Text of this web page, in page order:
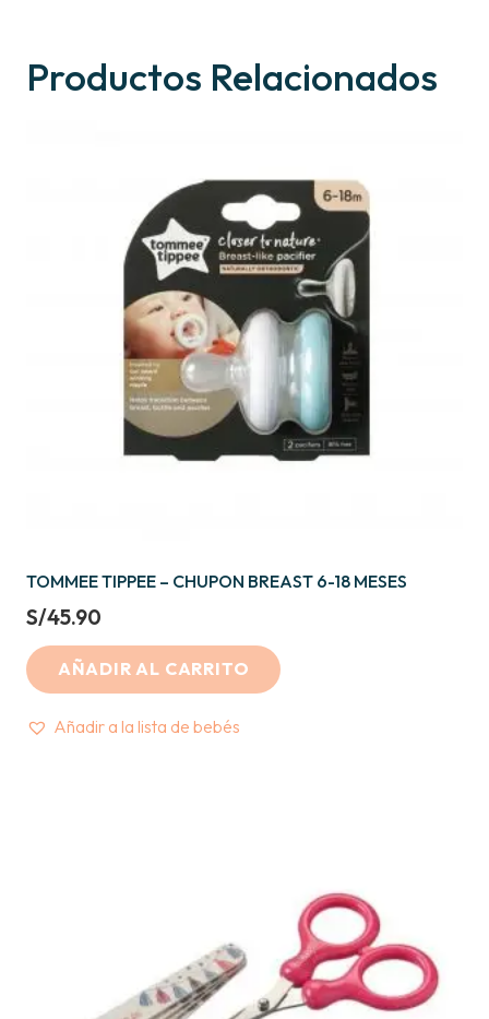
Productos Relacionados
TOMMEE TIPPEE – CHUPON BREAST 6-18 MESES
S/45.90
AÑADIR AL CARRITO
Añadir a la lista de bebés